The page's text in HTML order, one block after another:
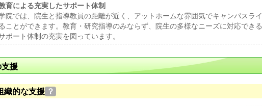
育による充実したサポート体制
院では、院生と指導教員の距離が近く、アットホームな雰囲気でキャンパスライ
ことができます。教育・研究指導のみならず、院生の多様なニーズに対応できる
ポート体制の充実を図っています。
援
織的な支援 ？